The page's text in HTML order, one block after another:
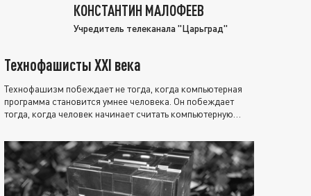
КОНСТАНТИН МАЛОФЕЕВ
Учредитель телеканала "Царьград"
Технофашисты XXI века
Технофашизм побеждает не тогда, когда компьютерная
программа становится умнее человека. Он побеждает
тогда, когда человек начинает считать компьютерную